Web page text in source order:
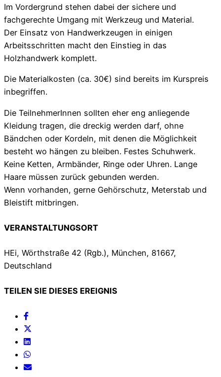
Im Vordergrund stehen dabei der sichere und
fachgerechte Umgang mit Werkzeug und Material.
Der Einsatz von Handwerkzeugen in einigen
Arbeitsschritten macht den Einstieg in das
Holzhandwerk komplett.
Die Materialkosten (ca. 30€) sind bereits im Kurspreis
inbegriffen.
Die TeilnehmerInnen sollten eher eng anliegende
Kleidung tragen, die dreckig werden darf, ohne
Bändchen oder Kordeln, mit denen die Möglichkeit
besteht wo hängen zu bleiben. Festes Schuhwerk.
Keine Ketten, Armbänder, Ringe oder Uhren. Lange
Haare müssen zurück gebunden werden.
Wenn vorhanden, gerne Gehörschutz, Meterstab und
Bleistift mitbringen.
VERANSTALTUNGSORT
HEi, Wörthstraße 42 (Rgb.), München, 81667,
Deutschland
TEILEN SIE DIESES EREIGNIS